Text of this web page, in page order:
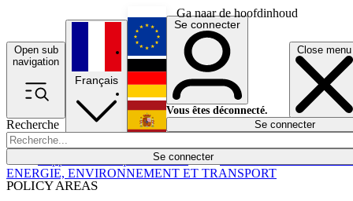
Ga naar de hoofdinhoud
Open sub
navigation
Close menu
Recherche
Se connecter
POLICY AREAS
Économie
Français
English
Deutsch
Español
Se connecter
Vous êtes déconnecté.
Se connecter
ENERGIE, ENVIRONNEMENT ET TRANSPORT